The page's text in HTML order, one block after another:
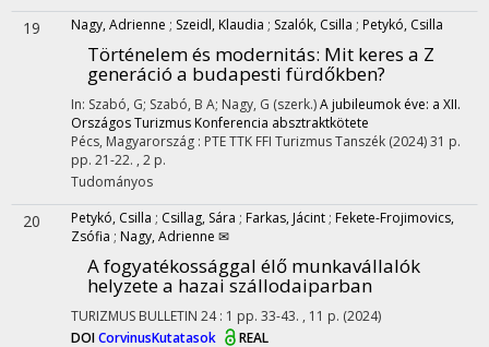
19 Nagy, Adrienne ; Szeidl, Klaudia ; Szalók, Csilla ; Petykó, Csilla
Történelem és modernitás: Mit keres a Z
generáció a budapesti fürdőkben?
In: Szabó, G; Szabó, B A; Nagy, G (szerk.)A jubileumok éve: a XII.
Országos Turizmus Konferencia absztraktkötete
Pécs, Magyarország : PTE TTK FFI Turizmus Tanszék (2024)31 p.
pp. 21-22. , 2 p.
Tudományos
20 Petykó, Csilla ; Csillag, Sára ; Farkas, Jácint ; Fekete-Frojimovics,
Zsófia ; Nagy, Adrienne ✉
A fogyatékossággal élő munkavállalók
helyzete a hazai szállodaiparban
TURIZMUS BULLETIN 24: 1 pp. 33-43. , 11 p. (2024)
DOICorvinusKutatasok REAL